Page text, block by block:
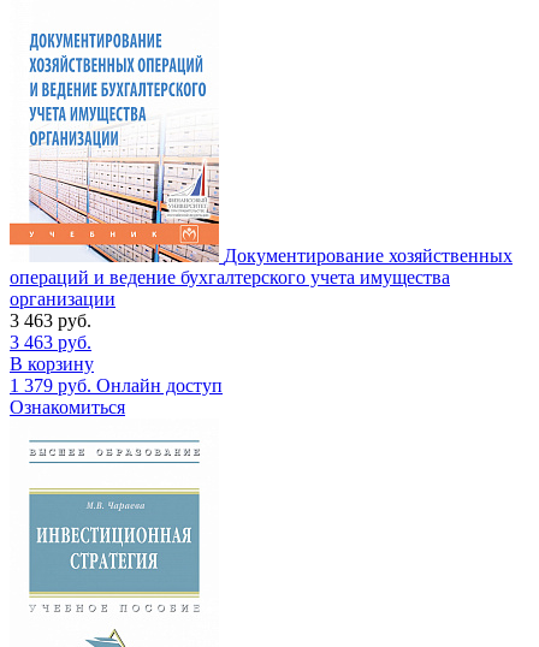
Документирование хозяйственных
операций и ведение бухгалтерского учета имущества
организации
3 463 руб.
3 463 руб.
В корзину
1 379 руб. Онлайн доступ
Ознакомиться